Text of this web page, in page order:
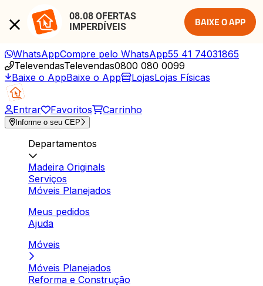
08.08 OFERTAS
IMPERDÍVEIS
BAIXE O APP
WhatsAppCompre pelo WhatsApp55 41 74031865
TelevendasTelevendas0800 080 0099
Baixe o AppBaixe o App LojasLojas Físicas
Entrar Favoritos Carrinho
Informe o seu CEP
Departamentos
Madeira Originals
Serviços
Móveis Planejados
Meus pedidos
Ajuda
Móveis
Móveis Planejados
Reforma e Construção